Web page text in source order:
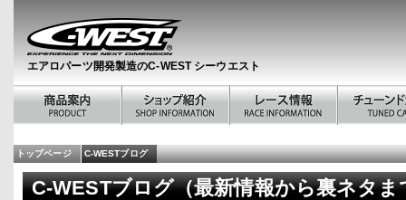
エアロパーツ開発製造のC-WEST シーウエスト
トップページ C-WESTブログ
C-WESTブログ（最新情報から裏ネタま